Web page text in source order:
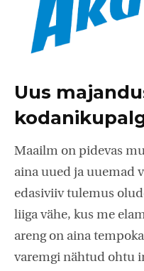
Uus
Maailm on pidevas
aina uued ja uuemad
edasiviiv tulemus
liiga vähe, kus me
areng on aina
varemgi nähtud ohtu